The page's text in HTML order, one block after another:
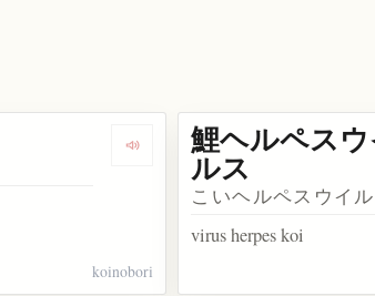
Dengarkan kosakata 鯉のぼり
koinobori
鯉ヘルペスウ
ルス
こいヘルペスウイ
virus herpes koi